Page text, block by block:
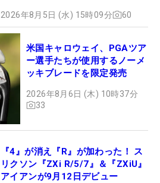
2026年8月5日 (水) 15時09分 60
米国キャロウェイ、PGAツア
ー選手たちが使用するノーメ
ッキブレードを限定発売
2026年8月6日 (木) 10時37分
33
『4』が消え『R』が加わった！ ス
リクソン『ZXi R/5/7』＆『ZXiU』
アイアンが9月12日デビュー